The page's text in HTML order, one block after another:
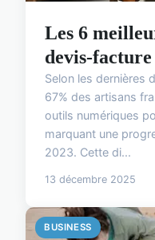
Les 6
devis-
Selon les dernières
67% des artisans
outils numériques
marquant une
2023. Cette di...
13 décembre 2025
BUSINESS